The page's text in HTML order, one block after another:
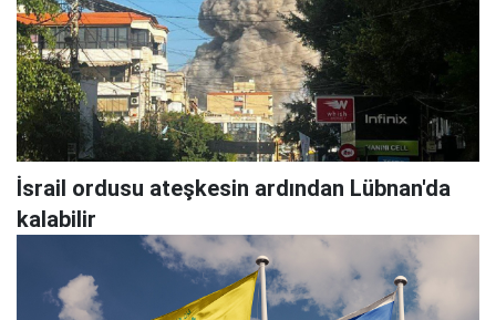
İsrail ordusu ateşkesin ardından Lübnan'da
kalabilir